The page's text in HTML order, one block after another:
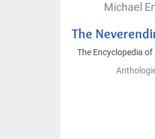
Michael
The
The Encyclopedia